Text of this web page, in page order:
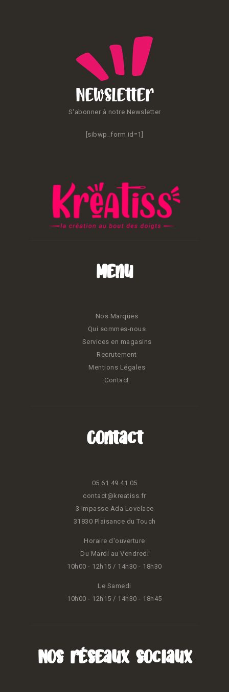
Newsletter
S'abonner à notre Newsletter
[sibwp_form id=1]
Menu
Nos Marques
Qui sommes-nous
Services en magasins
Recrutement
Mentions Légales
Contact
Contact
05 61 49 41 05
contact@kreatiss.fr
3 Impasse Ada Lovelace
31830 Plaisance du Touch
Horaire d'ouverture
Du Mardi au Vendredi
10h00 - 12h15 / 14h30 - 18h30
Le Samedi
10h00 - 12h15 / 14h30 - 18h45
Nos réseaux sociaux